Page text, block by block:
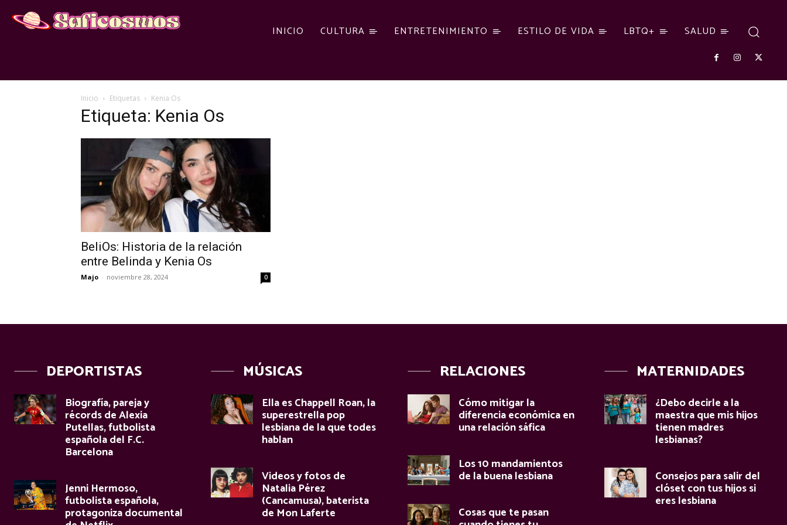
INICIO CULTURA ENTRETENIMIENTO ESTILO DE VIDA LBTQ+ SALUD
Inicio Etiquetas Kenia Os
Etiqueta: Kenia Os
BeliOs: Historia de la relación
entre Belinda y Kenia Os
Majo - noviembre 28, 2024 0
DEPORTISTAS
Biografía, pareja y
récords de Alexia
Putellas, futbolista
española del F.C.
Barcelona
Jenni Hermoso,
futbolista española,
protagoniza documental
MÚSICAS
Ella es Chappell Roan, la
superestrella pop
lesbiana de la que todes
hablan
Videos y fotos de
Natalia Pérez
(Cancamusa), baterista
de Mon Laferte
RELACIONES
Cómo mitigar la
diferencia económica en
una relación sáfica
Los 10 mandamientos
de la buena lesbiana
Cosas que te pasan
MATERNIDADES
¿Debo decirle a la
maestra que mis hijos
tienen madres
lesbianas?
Consejos para salir del
clóset con tus hijos si
eres lesbiana